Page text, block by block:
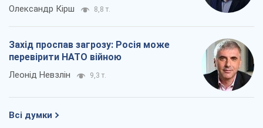
Олександр Кірш 8,8 т.
Захід проспав загрозу: Росія може
перевірити НАТО війною
Леонід Невзлін 9,3 т.
Всі думки